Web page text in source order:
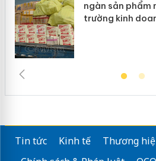
ngàn sản phẩm
trường kinh
Tin tức Kinh tế Thương